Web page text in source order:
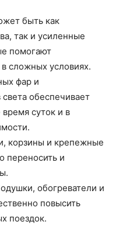
быть как
так и усиленные
помогают
сложных условиях.
фар и
обеспечивает
суток и в
корзины и крепежные
переносить и
обогреватели и
повысить
поездок.